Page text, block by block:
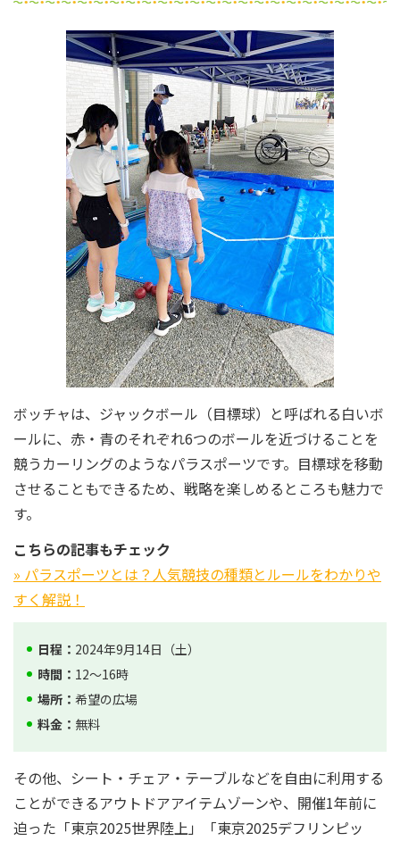
ボッチャは、ジャックボール（目標球）と呼ばれる白いボ
ールに、赤・青のそれぞれ6つのボールを近づけることを
競うカーリングのようなパラスポーツです。目標球を移動
させることもできるため、戦略を楽しめるところも魅力で
す。
こちらの記事もチェック
» パラスポーツとは？人気競技の種類とルールをわかりや
すく解説！
日程： 2024年9月14日（土）
時間： 12～16時
場所： 希望の広場
料金： 無料
その他、シート・チェア・テーブルなどを自由に利用する
ことができるアウトドアアイテムゾーンや、開催1年前に
迫った「東京2025世界陸上」「東京2025デフリンピッ